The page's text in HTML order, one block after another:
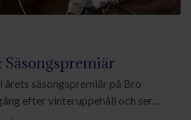
Säsongspremiär
säsongspremiär på Bro
efter vinteruppehåll och ser
med sju spännande